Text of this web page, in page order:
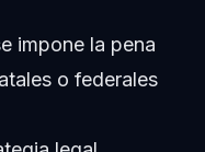
impone la pena
o federales